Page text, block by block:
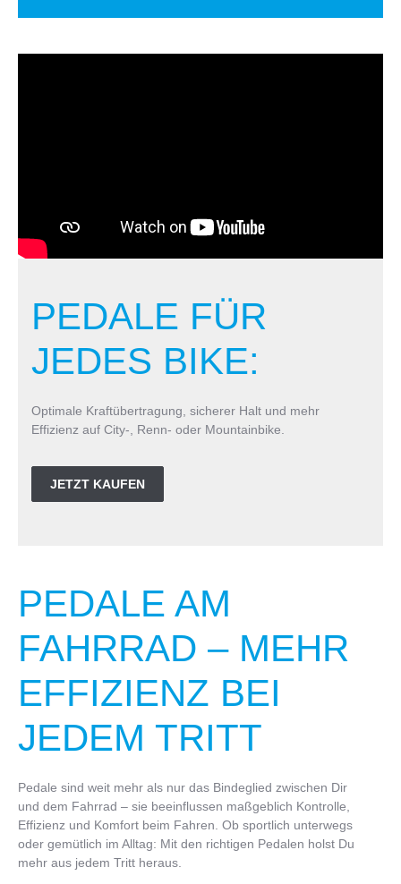
PEDALE FÜR
JEDES BIKE:
Optimale Kraftübertragung, sicherer Halt und mehr
Effizienz auf City-, Renn- oder Mountainbike.
JETZT KAUFEN
PEDALE AM
FAHRRAD – MEHR
EFFIZIENZ BEI
JEDEM TRITT
Pedale sind weit mehr als nur das Bindeglied zwischen Dir
und dem Fahrrad – sie beeinflussen maßgeblich Kontrolle,
Effizienz und Komfort beim Fahren. Ob sportlich unterwegs
oder gemütlich im Alltag: Mit den richtigen Pedalen holst Du
mehr aus jedem Tritt heraus.